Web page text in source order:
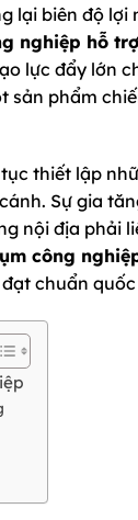
lại biên độ
nghiệp hỗ
lực đẩy lớn
sản phẩm
thiết lập
Sự gia
nội địa phải
công
chuẩn quốc